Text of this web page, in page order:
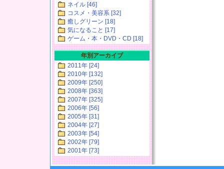
ネイル [46]
コスメ・美容系 [32]
癒しグリーン [18]
気になること [17]
ゲーム・本・DVD・CD [18]
年別アーカイブ
2011年 [24]
2010年 [132]
2009年 [250]
2008年 [363]
2007年 [325]
2006年 [56]
2005年 [31]
2004年 [27]
2003年 [54]
2002年 [79]
2001年 [73]